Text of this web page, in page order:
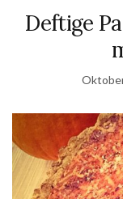
Deftige